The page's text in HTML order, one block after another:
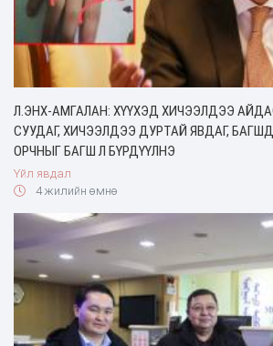
Л.ЭНХ-АМГАЛАН: ХҮҮХЭД ХИЧЭЭЛДЭЭ
СУУДАГ, ХИЧЭЭЛДЭЭ ДУРТАЙ ЯВДАГ,
ОРЧНЫГ БАГШ Л БҮРДҮҮЛНЭ
Үйл явдал
4 жилийн өмнө